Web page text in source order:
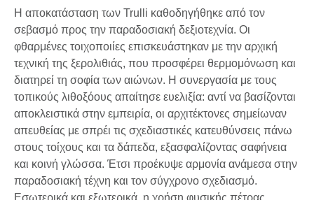
Η αποκατάσταση των Trulli καθοδηγήθηκε από τον
σεβασμό προς την παραδοσιακή δεξιοτεχνία. Οι
φθαρμένες τοιχοποιίες επισκευάστηκαν με την αρχική
τεχνική της ξερολιθιάς, που προσφέρει θερμομόνωση και
διατηρεί τη σοφία των αιώνων. Η συνεργασία με τους
τοπικούς λιθοξόους απαίτησε ευελιξία: αντί να βασίζονται
αποκλειστικά στην εμπειρία, οι αρχιτέκτονες σημείωναν
απευθείας με σπρέι τις σχεδιαστικές κατευθύνσεις πάνω
στους τοίχους και τα δάπεδα, εξασφαλίζοντας σαφήνεια
και κοινή γλώσσα. Έτσι προέκυψε αρμονία ανάμεσα στην
παραδοσιακή τέχνη και τον σύγχρονο σχεδιασμό.